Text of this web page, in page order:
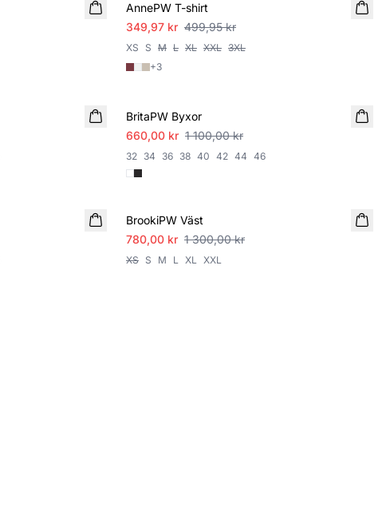
AnnePW T-shirt
349,97 kr 499,95 kr
XS S M L XL XXL 3XL
+3
BritaPW Byxor
660,00 kr 1 100,00 kr
32 34 36 38 40 42 44 46
BrookiPW Väst
780,00 kr 1 300,00 kr
XS S M L XL XXL